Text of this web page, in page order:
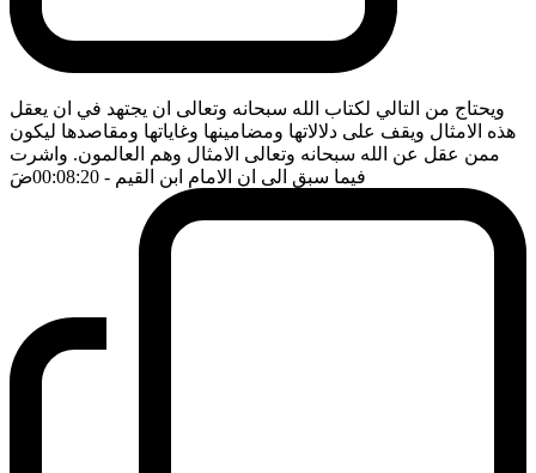
ويحتاج من التالي لكتاب الله سبحانه وتعالى ان يجتهد في ان يعقل
هذه الامثال ويقف على دلالاتها ومضامينها وغاياتها ومقاصدها ليكون
ممن عقل عن الله سبحانه وتعالى الامثال وهم العالمون. واشرت
فيما سبق الى ان الامام ابن القيم - 00:08:20 ضَ